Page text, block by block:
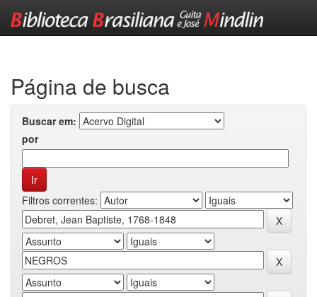
Página de busca
Buscar em:
por
Filtros correntes: